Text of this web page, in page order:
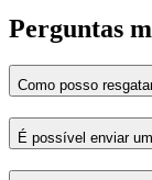
Perguntas
Como posso
É possível enviar